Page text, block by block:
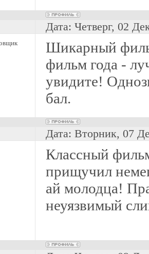
Дата: Четверг, 02
Шикарный
фильм года -
увидите!
бал.
Дата: Вторник, 07
Классный
прищучил
ай молодца!
неуязвимый